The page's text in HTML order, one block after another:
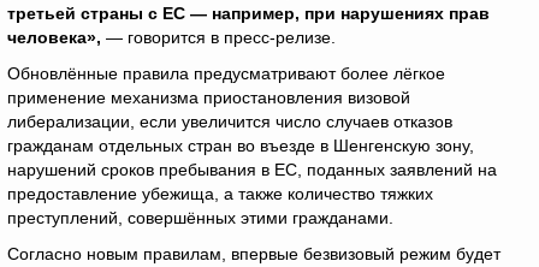
третьей страны с ЕС — например, при нарушениях прав
человека», — говорится в пресс-релизе.
Обновлённые правила предусматривают более лёгкое
применение механизма приостановления визовой
либерализации, если увеличится число случаев отказов
гражданам отдельных стран во въезде в Шенгенскую зону,
нарушений сроков пребывания в ЕС, поданных заявлений на
предоставление убежища, а также количество тяжких
преступлений, совершённых этими гражданами.
Согласно новым правилам, впервые безвизовый режим будет